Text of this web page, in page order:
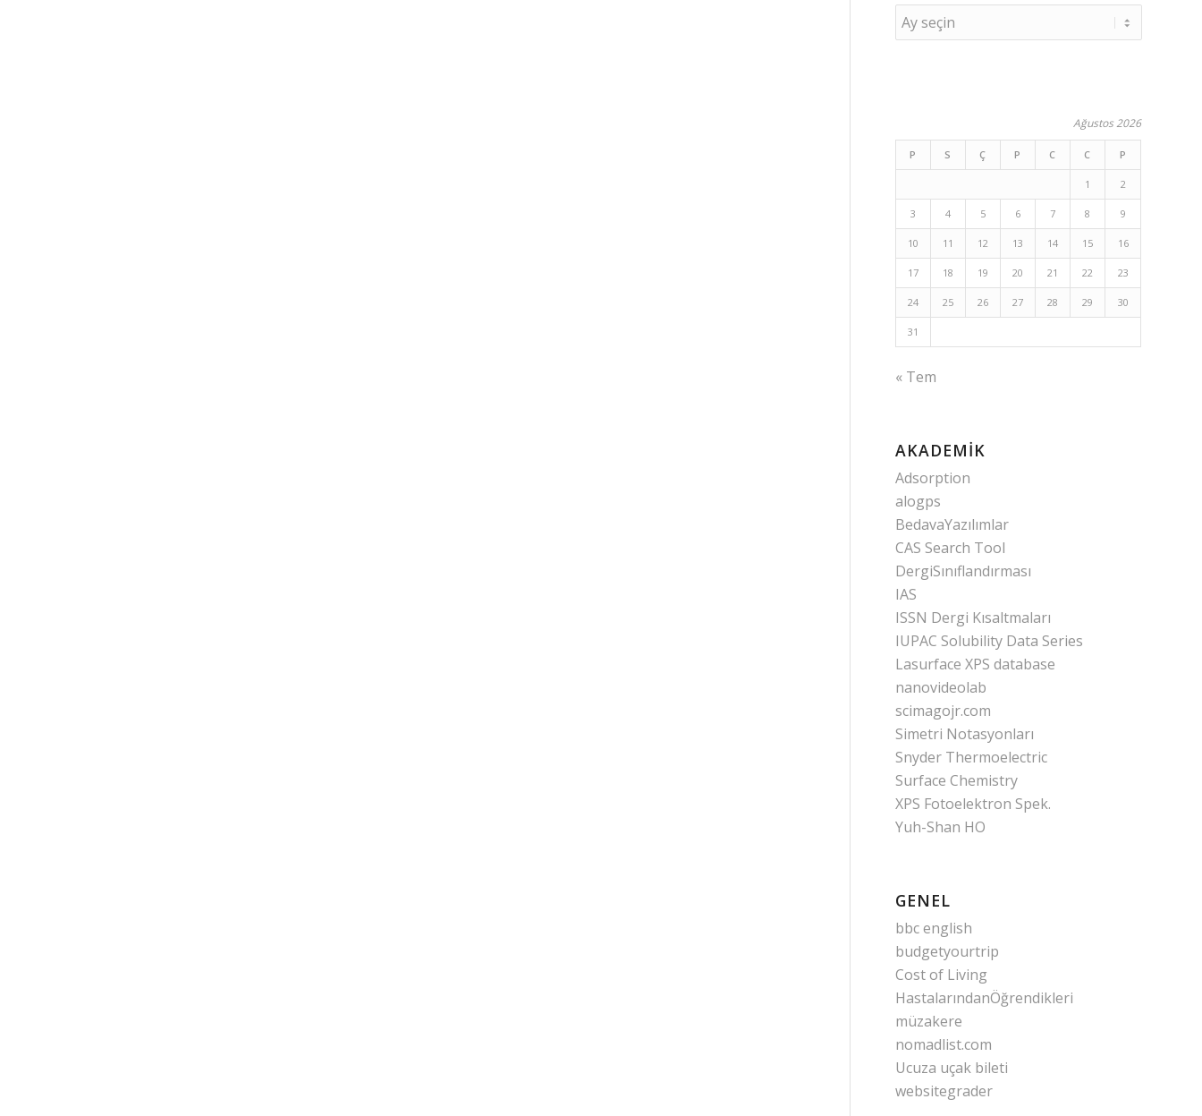
Ağustos 2026
P S Ç P C C P
1 2
3 4 5 6 7 8 9
10 11 12 13 14 15 16
17 18 19 20 21 22 23
24 25 26 27 28 29 30
31
« Tem
AKADEMIK
Adsorption
alogps
BedavaYazılımlar
CAS Search Tool
DergiSınıflandırması
IAS
ISSN Dergi Kısaltmaları
IUPAC Solubility Data Series
Lasurface XPS database
nanovideolab
scimagojr.com
Simetri Notasyonları
Snyder Thermoelectric
Surface Chemistry
XPS Fotoelektron Spek.
Yuh-Shan HO
GENEL
bbc english
budgetyourtrip
Cost of Living
HastalarındanÖğrendikleri
müzakere
nomadlist.com
Ucuza uçak bileti
websitegrader